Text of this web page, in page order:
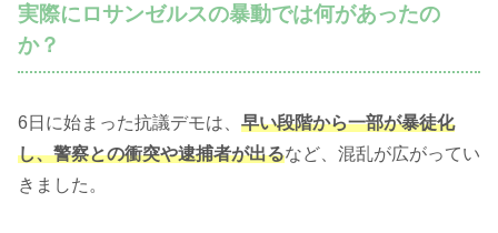
実際にロサンゼルスの暴動では何があったの
か？
6日に始まった抗議デモは、 早い段階から一部が暴徒化
し、警察との衝突や逮捕者が出るなど、混乱が広がってい
きました。